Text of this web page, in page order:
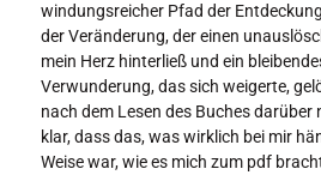
windungsreicher Pfad der
der Veränderung, der einen
mein Herz hinterließ und ein
Verwunderung, das sich weigerte,
nach dem Lesen des Buches
klar, dass das, was wirklich bei mir
Weise war, wie es mich zum pdf